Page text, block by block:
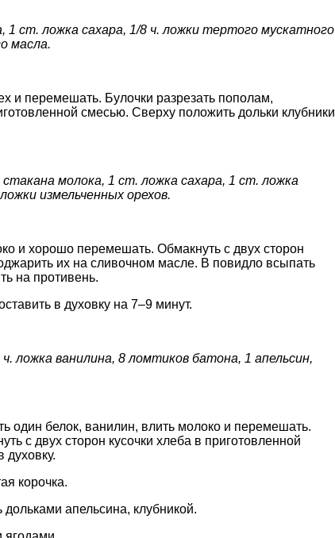
1 ст. ложка сахара, 1/8 ч. ложки тертого мускатного
масла.
и перемешать. Булочки разрезать пополам,
смесью. Сверху положить дольки клубники
молока, 1 ст. ложка сахара, 1 ст. ложка
измельченных орехов.
и хорошо перемешать. Обмакнуть с двух сторон
их на сливочном масле. В повидло всыпать
на противень.
в духовку на 7–9 минут.
ложка ванилина, 8 ломтиков батона, 1 апельсин,
один белок, ванилин, влить молоко и перемешать.
с двух сторон кусочки хлеба в приготовленной
духовку.
корочка.
апельсина, клубникой.